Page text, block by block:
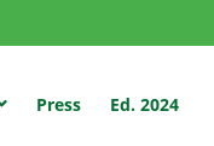
Press Ed. 2024